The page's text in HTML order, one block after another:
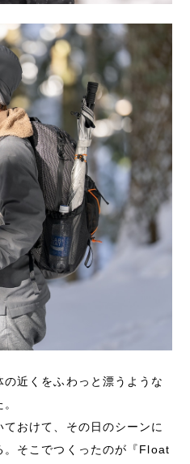
近くをふわっと漂うような
おけて、その日のシーンに
。そこでつくったのが『Float